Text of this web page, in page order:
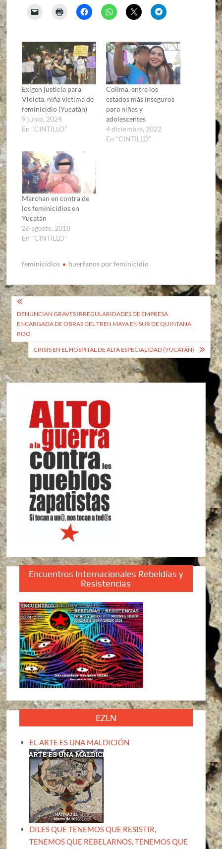
Exigen justicia para
Violeta, niña víctima de
feminicidio (Yucatán)
9 junio, 2024
En "CINTILLO"
Colima, entre los
estados más inseguros
para niñas y
adolescentes
4 diciembre, 2022
En "CINTILLO"
Marchan en contra de
los feminicidios en
Yucatán
26 agosto, 2018
En "CINTILLO"
feminicidios huerfanos por feminicidio
Navegación
de
entradas
DENUNCIAN GRAVES IRREGULARIDADES DE EMPRESA
ENCARGADA DE OBRAS DEL TREN MAYA EN SUR DE QUINTANA
ROO
CRISIS EN EL HOSPITAL DE ALTA ESPECIALIDAD (YUCATÁN)
Encuentros Internacionales Rebeldías y
Resistencias
EZLN
EL ARTE ES UNA MALDICIÓN
DILES QUE TENEMOS QUE RESISTIR,
TENEMOS QUE REBELARNOS, TENEMOS QUE